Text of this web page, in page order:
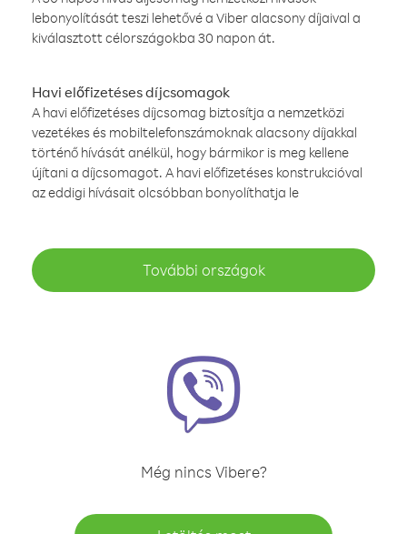
lebonyolítását teszi lehetővé a Viber alacsony díjaival a
kiválasztott célországokba 30 napon át.
Havi előfizetéses díjcsomagok
A havi előfizetéses díjcsomag biztosítja a nemzetközi
vezetékes és mobiltelefonszámoknak alacsony díjakkal
történő hívását anélkül, hogy bármikor is meg kellene
újítani a díjcsomagot. A havi előfizetéses konstrukcióval
az eddigi hívásait olcsóbban bonyolíthatja le
További országok
Még nincs Vibere?